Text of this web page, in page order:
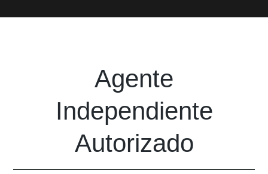
Agente
Independiente
Autorizado